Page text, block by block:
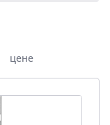
цене